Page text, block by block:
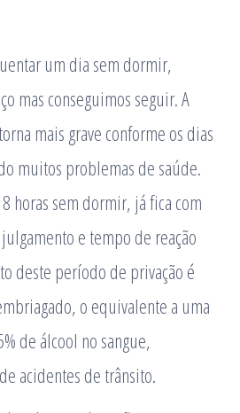
um dia sem dormir,
mas conseguimos seguir. A
mais grave conforme os dias
muitos problemas de saúde.
horas sem dormir, já fica com
e tempo de reação
deste período de privação é
o equivalente a uma
de álcool no sangue,
acidentes de trânsito.